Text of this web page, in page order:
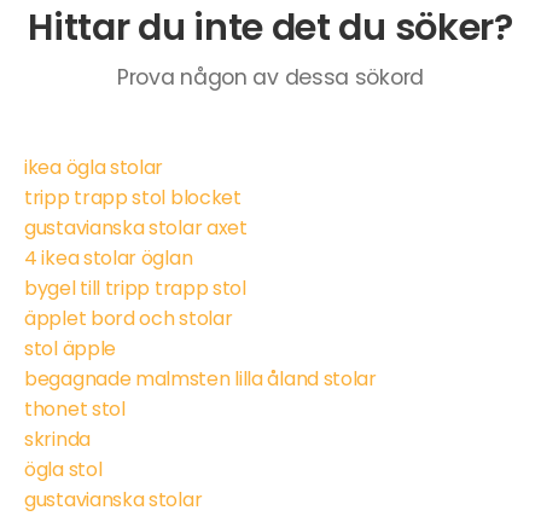
Hittar du inte det du söker?
Prova någon av dessa sökord
ikea ögla stolar
tripp trapp stol blocket
gustavianska stolar axet
4 ikea stolar öglan
bygel till tripp trapp stol
äpplet bord och stolar
stol äpple
begagnade malmsten lilla åland stolar
thonet stol
skrinda
ögla stol
gustavianska stolar